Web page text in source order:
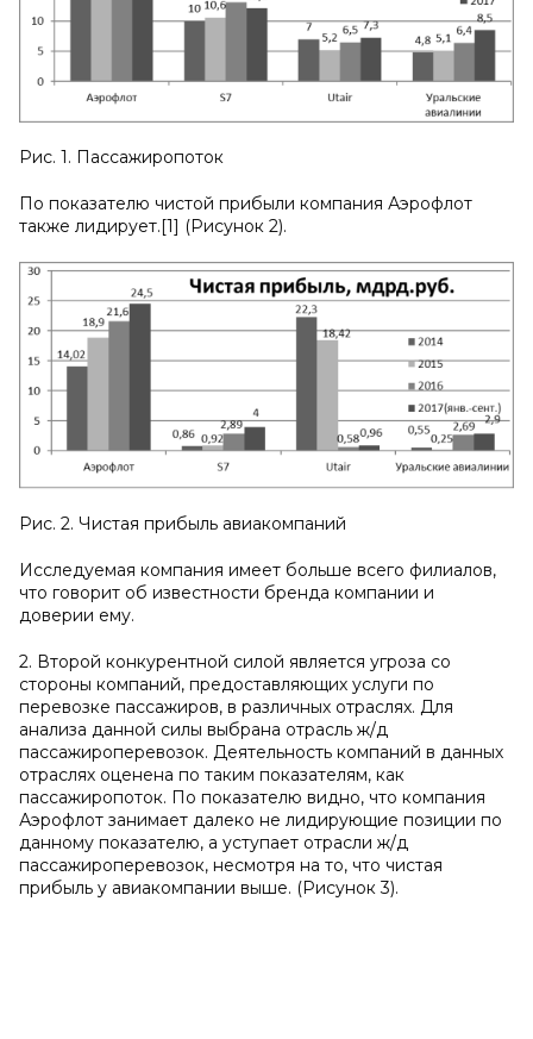
Рис. 1. Пассажиропоток
По показателю чистой прибыли компания Аэрофлот
также лидирует.[1] (Рисунок 2).
Рис. 2. Чистая прибыль авиакомпаний
Исследуемая компания имеет больше всего филиалов,
что говорит об известности бренда компании и
доверии ему.
2. Второй конкурентной силой является угроза со
стороны компаний, предоставляющих услуги по
перевозке пассажиров, в различных отраслях. Для
анализа данной силы выбрана отрасль ж/д
пассажироперевозок. Деятельность компаний в данных
отраслях оценена по таким показателям, как
пассажиропоток. По показателю видно, что компания
Аэрофлот занимает далеко не лидирующие позиции по
данному показателю, а уступает отрасли ж/д
пассажироперевозок, несмотря на то, что чистая
прибыль у авиакомпании выше. (Рисунок 3).